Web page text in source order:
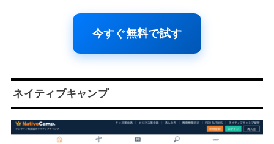
今すぐ無料で試す
ネイティブキャンプ